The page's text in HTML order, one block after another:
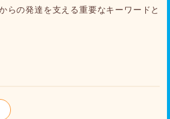
らの発達を支える重要なキーワードと